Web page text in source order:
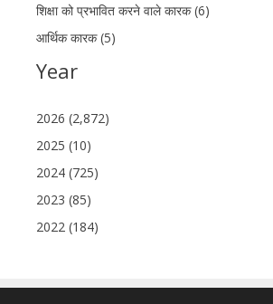
शिक्षा को प्रभावित करने वाले कारक (6)
आर्थिक कारक (5)
Year
2026 (2,872)
2025 (10)
2024 (725)
2023 (85)
2022 (184)